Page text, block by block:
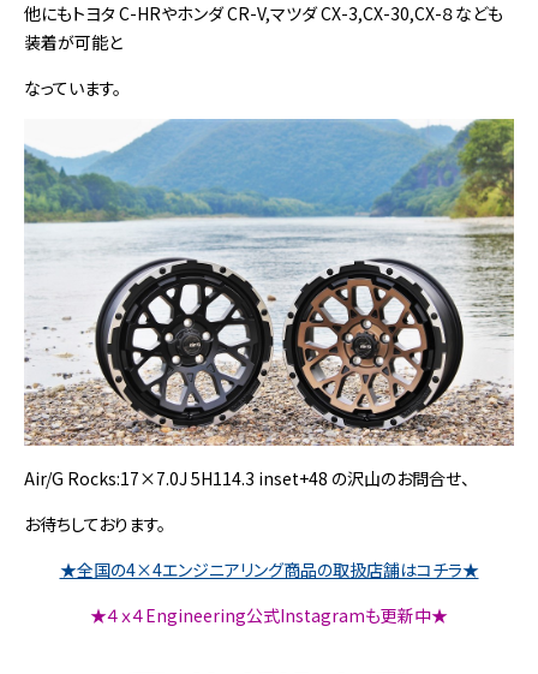
他にもトヨタ C-HRやホンダ CR-V,マツダ CX-3,CX-30,CX-８なども
装着が可能と
なっています。
Air/G Rocks:17×7.0J 5H114.3 inset+48 の沢山のお問合せ、
お待ちしております。
★全国の4×4エンジニアリング商品の取扱店舗はコチラ★
★４ｘ４Engineering公式Instagramも更新中★